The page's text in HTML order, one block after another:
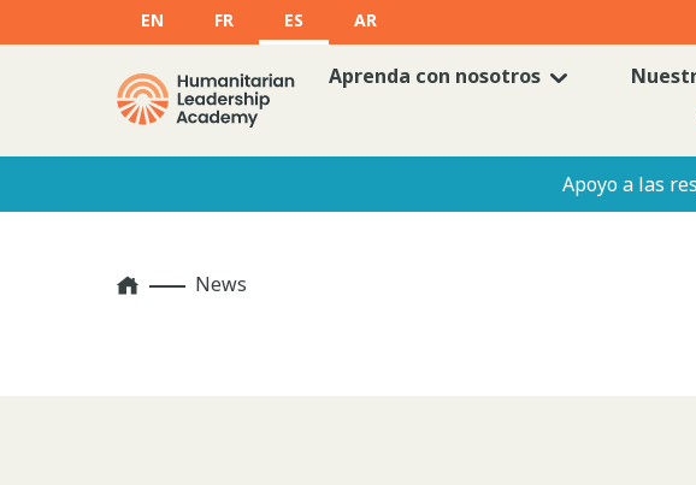
EN FR ES AR
Aprenda con nosotros
Apoyo a las
Home News